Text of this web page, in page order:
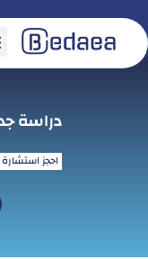
دراسة
احجز